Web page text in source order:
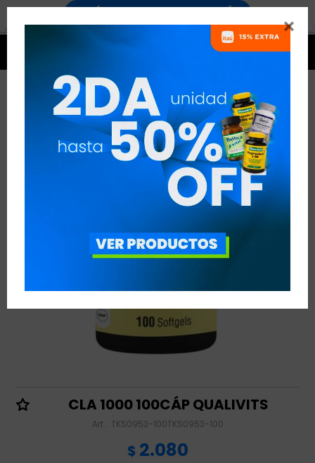

CLA 1000 100CÁP QUALIVITS
TKS0953-100TKS0953-100
$ 2.080